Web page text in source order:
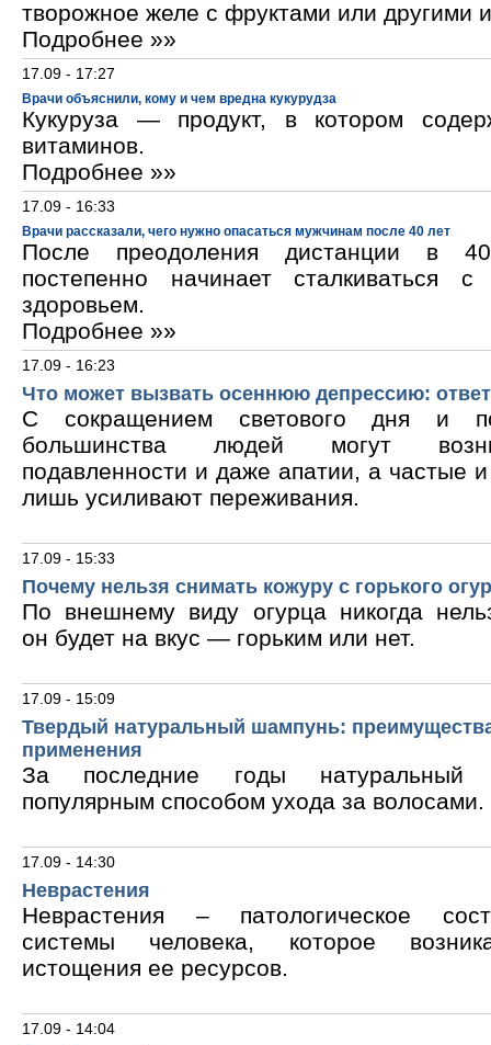
творожное желе с фруктами или другими
Подробнее »»
17.09 - 17:27
Врачи объяснили, кому и чем вредна кукурудза
Кукуруза — продукт, в котором
витаминов.
Подробнее »»
17.09 - 16:33
Врачи рассказали, чего нужно опасаться мужчинам после 40 лет
После преодоления дистанции в
постепенно начинает сталкиваться
здоровьем.
Подробнее »»
17.09 - 16:23
Что может вызвать осеннюю депрессию:
С сокращением светового дня и
большинства людей могут
подавленности и даже апатии, а частые
лишь усиливают переживания.
17.09 - 15:33
Почему нельзя снимать кожуру с горького
По внешнему виду огурца никогда
он будет на вкус — горьким или нет.
17.09 - 15:09
Твердый натуральный шампунь:
применения
За последние годы натуральный
популярным способом ухода за волосами.
17.09 - 14:30
Неврастения
Неврастения – патологическое
системы человека, которое
истощения ее ресурсов.
17.09 - 14:04